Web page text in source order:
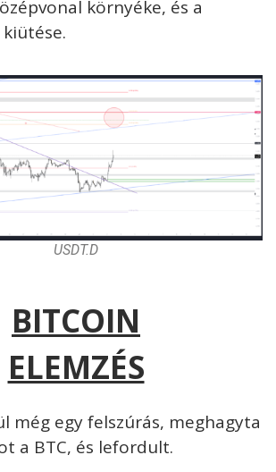
környéke, és a
USDT.D
BITCOIN
ELEMZÉS
még egy felszúrás, meghagyta
a BTC, és lefordult.